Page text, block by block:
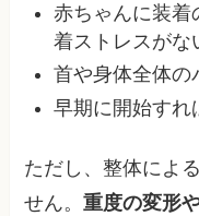
赤ちゃんに装着
着ストレスがな
首や身体全体の
早期に開始すれ
ただし、整体によ
せん。重度の変形